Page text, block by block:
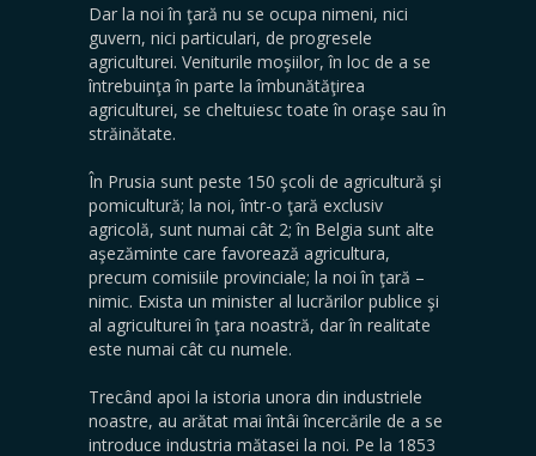
Dar la noi în ţară nu se ocupa nimeni, nici
guvern, nici particulari, de progresele
agriculturei. Veniturile moşiilor, în loc de a se
întrebuinţa în parte la îmbunătăţirea
agriculturei, se cheltuiesc toate în oraşe sau în
străinătate.
În Prusia sunt peste 150 şcoli de agricultură şi
pomicultură; la noi, într-o ţară exclusiv
agricolă, sunt numai cât 2; în Belgia sunt alte
aşezăminte care favorează agricultura,
precum comisiile provinciale; la noi în ţară –
nimic. Exista un minister al lucrărilor publice şi
al agriculturei în ţara noastră, dar în realitate
este numai cât cu numele.
Trecând apoi la istoria unora din industriele
noastre, au arătat mai întâi încercările de a se
introduce industria mătasei la noi. Pe la 1853